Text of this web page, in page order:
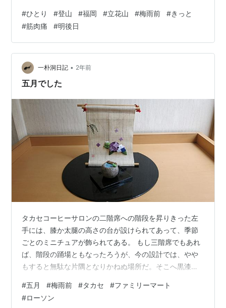
た時を考えてラムネやら飲み物やら 家にある専用の杖が
ね 壊れてたので 置いてある竹の杖を借りました ありが
とう まず スタート地点に行くまでがバテバテ 落石で途
中の道が目視できるレベルで少し変わっただけで何度も
確認 （丁寧に案内矢印してくれているのでそれに沿って
行けば…
#ひとり #登山 #福岡 #立花山 #梅雨前 #きっと
#筋肉痛 #明後日
一朴洞日記 • 2年前
五月でした
タカセコーヒーサロンの二階席への階段を昇りきった左
手には、膝か太腿の高さの台が設けられてあって、季節
ごとのミニチュアが飾られてある。 もし三階席でもあれ
ば、階段の踊場ともなったろうが、今の設計では、やや
もすると無駄な片隅となりかねぬ場所だ。そこへ黒漆の
の、羽子板・追羽根や、内裏雛や、紙兜を着けた男児人
形が置かれる。来店客の八割からは気付かれぬことを旨
#五月 #梅雨前 #タカセ #ファミリーマート
#ローソン